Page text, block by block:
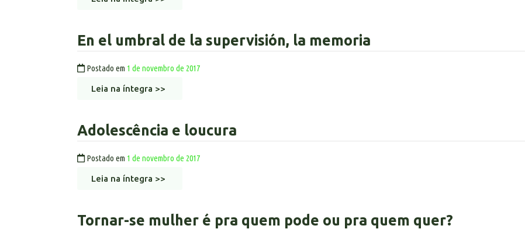
En el umbral de la supervisión, la memoria
Postado em 1 de novembro de 2017
Leia na íntegra >>
Adolescência e loucura
Postado em 1 de novembro de 2017
Leia na íntegra >>
Tornar-se mulher é pra quem pode ou pra quem quer?